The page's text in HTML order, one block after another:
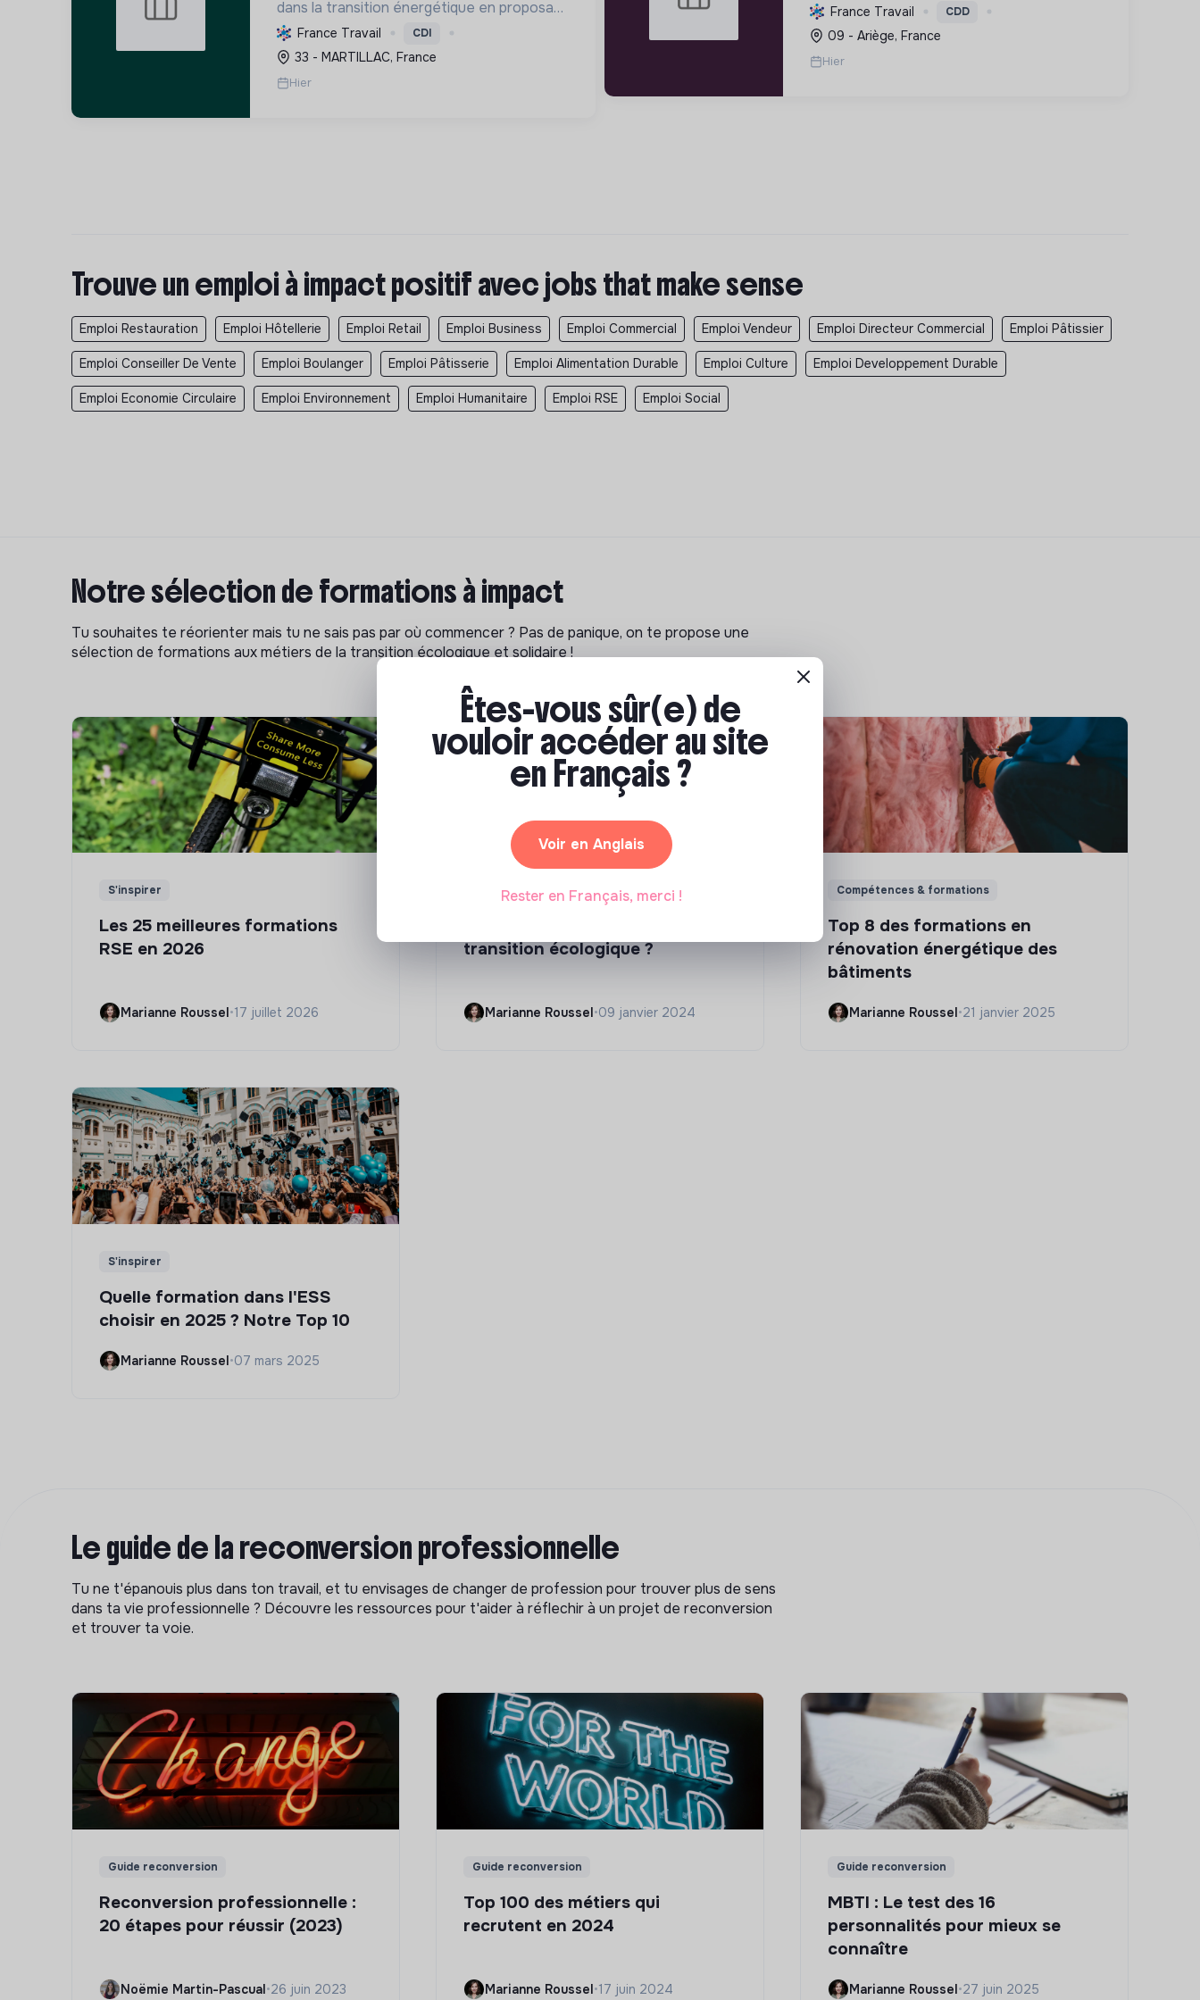
dans la transition énergétique en proposant
des solutions durables pour réduire la
consommation d'énergie, améliorer le
confort et diminuer les factures.
France Travail CDI
33 - MARTILLAC, France
Hier
solutions écologiques et performantes,
réduisant l'empreinte carbone grâce à des
équipements comme les pompes à chaleur.
France Travail CDD
09 - Ariège, France
Hier
Trouve un emploi à impact positif avec jobs that make sense
Emploi Restauration Emploi Hôtellerie Emploi Retail Emploi Business Emploi Commercial Emploi Vendeur Emploi Directeur Commercial Emploi Pâtissier
Emploi Conseiller De Vente Emploi Boulanger Emploi Pâtisserie Emploi Alimentation Durable Emploi Culture Emploi Developpement Durable
Emploi Economie Circulaire Emploi Environnement Emploi Humanitaire Emploi RSE Emploi Social
Notre sélection de formations à impact
Tu souhaites te réorienter mais tu ne sais pas par où commencer ? Pas de panique, on te propose une
sélection de formations aux métiers de la transition écologique et solidaire !
S'inspirer
Les 25 meilleures formations
RSE en 2026
Marianne Roussel•17 juillet 2026
Compétences & formations
transition écologique ?
Marianne Roussel•09 janvier 2024
Compétences & formations
Top 8 des formations en
rénovation énergétique des
bâtiments
Marianne Roussel•21 janvier 2025
S'inspirer
Quelle formation dans l'ESS
choisir en 2025 ? Notre Top 10
Marianne Roussel•07 mars 2025
Le guide de la reconversion professionnelle
Tu ne t'épanouis plus dans ton travail, et tu envisages de changer de profession pour trouver plus de sens
dans ta vie professionnelle ? Découvre les ressources pour t'aider à réflechir à un projet de reconversion
et trouver ta voie.
Guide reconversion
Reconversion professionnelle :
20 étapes pour réussir (2023)
Noëmie Martin-Pascual•26 juin 2023
Guide reconversion
Top 100 des métiers qui
recrutent en 2024
Marianne Roussel•17 juin 2024
Guide reconversion
MBTI : Le test des 16
personnalités pour mieux se
connaître
Marianne Roussel•27 juin 2025
Êtes-vous sûr(e) de
vouloir accéder au site
en Français ?
Voir en Anglais
Rester en Français, merci !